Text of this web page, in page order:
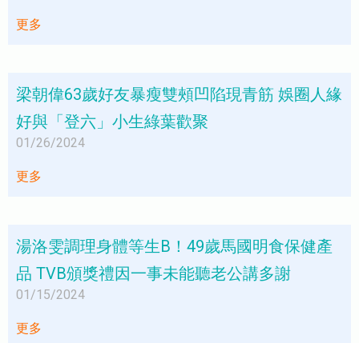
更多
梁朝偉63歲好友暴瘦雙頰凹陷現青筋 娛圈人緣
好與「登六」小生綠葉歡聚
01/26/2024
更多
湯洛雯調理身體等生B！49歲馬國明食保健產
品 TVB頒獎禮因一事未能聽老公講多謝
01/15/2024
更多